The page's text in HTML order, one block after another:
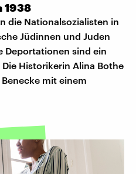
1938
die Nationalsozialisten in
Jüdinnen und Juden
Deportationen sind ein
Historikerin Alina Bothe
mit einem